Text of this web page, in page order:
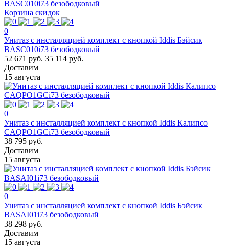
Корзина скидок
0
Унитаз с инсталляцией комплект с кнопкой Iddis Бэйсик
BASC010i73 безободковый
52 671 руб. 35 114 руб.
Доставим
15 августа
0
Унитаз с инсталляцией комплект с кнопкой Iddis Калипсо
CAQPO1GCi73 безободковый
38 795 руб.
Доставим
15 августа
0
Унитаз с инсталляцией комплект с кнопкой Iddis Бэйсик
BASAI01i73 безободковый
38 298 руб.
Доставим
15 августа